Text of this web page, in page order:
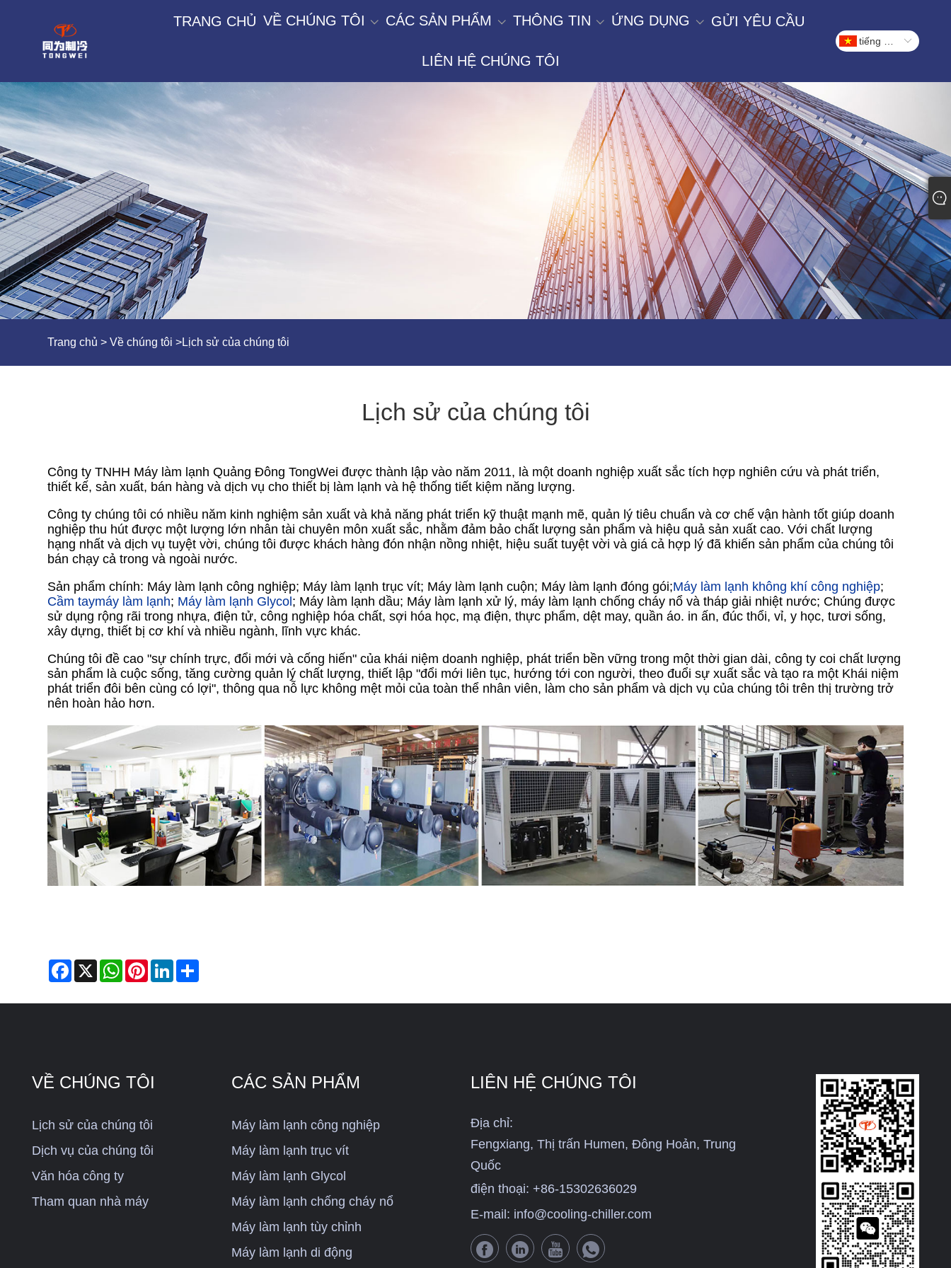
TRANG CHỦ VỀ CHÚNG TÔI CÁC SẢN PHẨM THÔNG TIN ỨNG DỤNG GỬI YÊU CẦU
LIÊN HỆ CHÚNG TÔI
Trang chủ > Về chúng tôi >Lịch sử của chúng tôi
Lịch sử của chúng tôi
Công ty TNHH Máy làm lạnh Quảng Đông TongWei được thành lập vào năm 2011, là một doanh nghiệp xuất sắc tích hợp nghiên cứu và phát triển,
thiết kế, sản xuất, bán hàng và dịch vụ cho thiết bị làm lạnh và hệ thống tiết kiệm năng lượng.
Công ty chúng tôi có nhiều năm kinh nghiệm sản xuất và khả năng phát triển kỹ thuật mạnh mẽ, quản lý tiêu chuẩn và cơ chế vận hành tốt giúp doanh
nghiệp thu hút được một lượng lớn nhân tài chuyên môn xuất sắc, nhằm đảm bảo chất lượng sản phẩm và hiệu quả sản xuất cao. Với chất lượng
hạng nhất và dịch vụ tuyệt vời, chúng tôi được khách hàng đón nhận nồng nhiệt, hiệu suất tuyệt vời và giá cả hợp lý đã khiến sản phẩm của chúng tôi
bán chạy cả trong và ngoài nước.
Sản phẩm chính: Máy làm lạnh công nghiệp; Máy làm lạnh trục vít; Máy làm lạnh cuộn; Máy làm lạnh đóng gói;Máy làm lạnh không khí công nghiệp;
Cầm taymáy làm lạnh; Máy làm lạnh Glycol ; Máy làm lạnh dầu; Máy làm lạnh xử lý, máy làm lạnh chống cháy nổ và tháp giải nhiệt nước; Chúng được
sử dụng rộng rãi trong nhựa, điện tử, công nghiệp hóa chất, sợi hóa học, mạ điện, thực phẩm, dệt may, quần áo. in ấn, đúc thổi, vỉ, y học, tươi sống,
xây dựng, thiết bị cơ khí và nhiều ngành, lĩnh vực khác.
Chúng tôi đề cao "sự chính trực, đổi mới và cống hiến" của khái niệm doanh nghiệp, phát triển bền vững trong một thời gian dài, công ty coi chất lượng
sản phẩm là cuộc sống, tăng cường quản lý chất lượng, thiết lập "đổi mới liên tục, hướng tới con người, theo đuổi sự xuất sắc và tạo ra một Khái niệm
phát triển đôi bên cùng có lợi", thông qua nỗ lực không mệt mỏi của toàn thể nhân viên, làm cho sản phẩm và dịch vụ của chúng tôi trên thị trường trở
nên hoàn hảo hơn.
Facebook
X WhatsApp
PinterestLinkedIn
VỀ CHÚNG TÔI
Lịch sử của chúng tôi
Dịch vụ của chúng tôi
Văn hóa công ty
Tham quan nhà máy
CÁC SẢN PHẨM
Máy làm lạnh công nghiệp
Máy làm lạnh trục vít
Máy làm lạnh Glycol
Máy làm lạnh chống cháy nổ
Máy làm lạnh tùy chỉnh
Máy làm lạnh di động
LIÊN HỆ CHÚNG TÔI
Địa chỉ:
Fengxiang, Thị trấn Humen, Đông Hoản, Trung
Quốc
điện thoại: +86-15302636029
E-mail: info@cooling-chiller.com